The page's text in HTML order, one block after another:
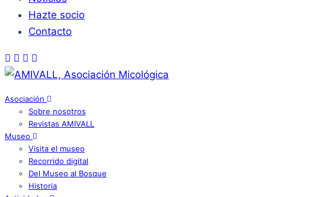
Hazte socio
Contacto
Asociación
Sobre nosotros
Revistas AMIVALL
Museo
Visita el museo
Recorrido digital
Del Museo al Bosque
Historia